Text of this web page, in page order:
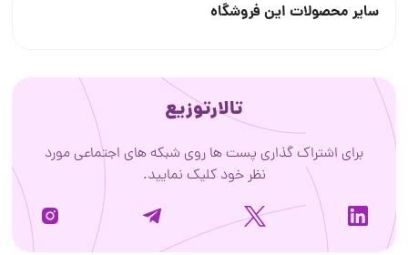
سایر محصولات این فروشگاه
تالارتوزیع
برای اشتراک گذاری پست ها روی شبکه های اجتماعی مورد
نظر خود کلیک نمایید.